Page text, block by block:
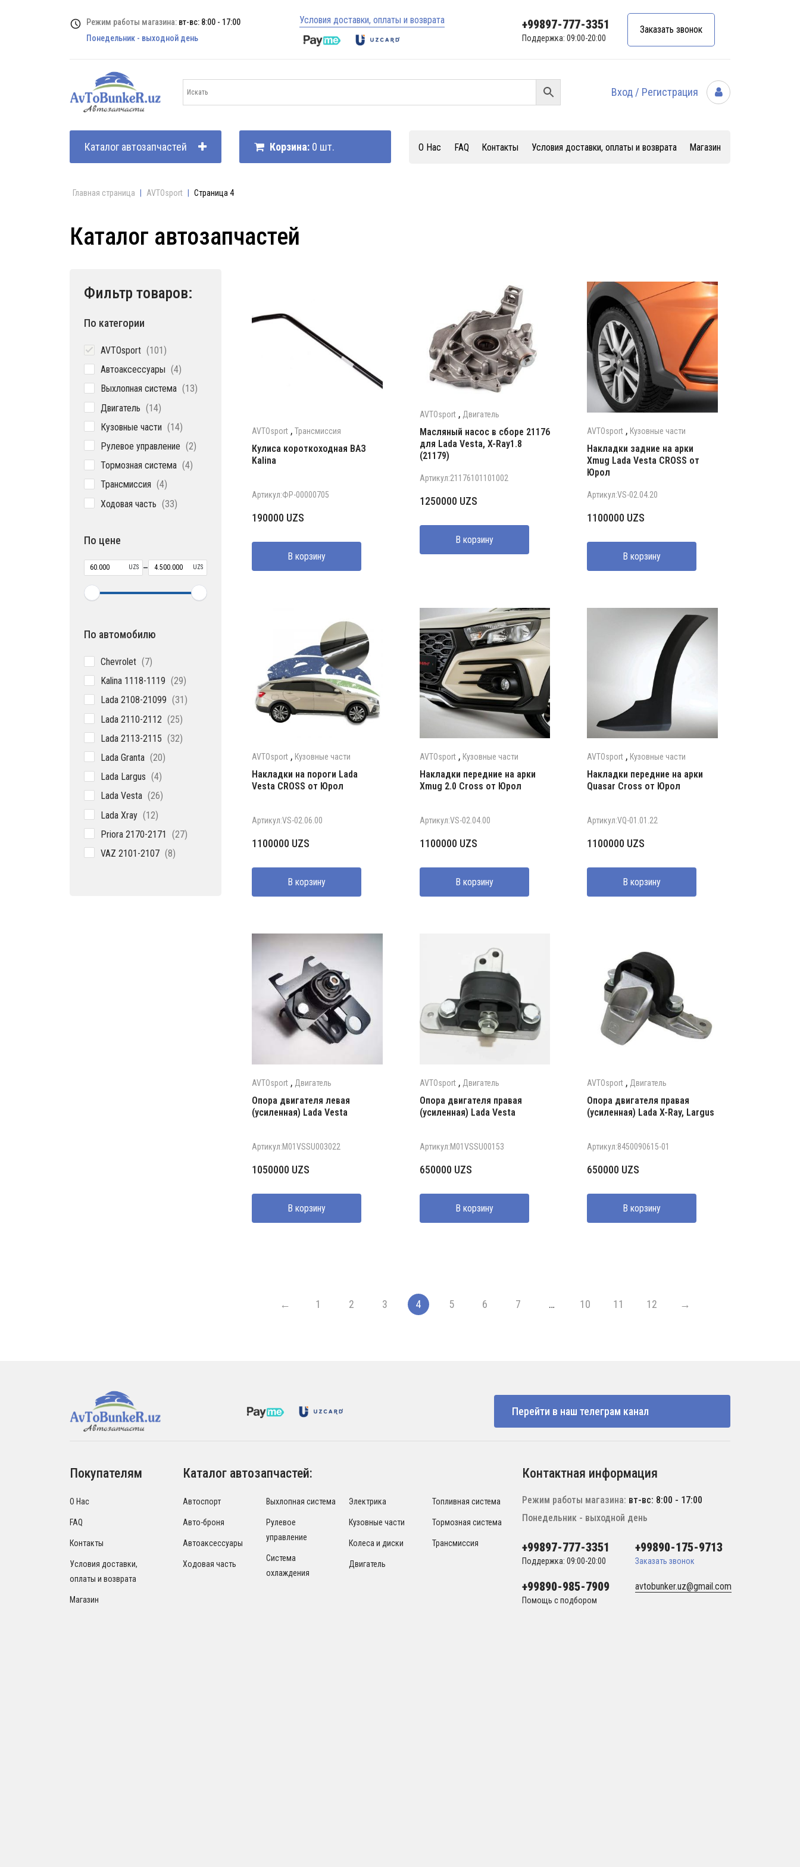
Режим работы магазина: вт-вс: 8:00 - 17:00
Понедельник - выходной день
Условия доставки, оплаты и возврата +99897-777-3351
Поддержка: 09:00-20:00
Заказать звонок
Вход / Регистрация
Каталог автозапчастей Корзина: 0 шт. О Нас FAQ Контакты Условия доставки, оплаты и возврата Магазин
Главная страница AVTOsport Страница 4
Каталог автозапчастей
Фильтр товаров:
По категории
AVTOsport 101101
Автоаксессуары 44
Выхлопная система 1313
Двигатель 1414
Кузовные части 1414
Рулевое управление 22
Тормозная система 44
Трансмиссия 44
Ходовая часть 3333
По цене
UZS – UZS
По автомобилю
Chevrolet 77
Kalina 1118-1119 2929
Lada 2108-21099 31 31
Lada 2110-2112 2525
Lada 2113-2115 3232
Lada Granta 2020
Lada Largus 44
Lada Vesta 2626
Lada Xray 1212
Priora 2170-2171 2727
VAZ 2101-2107 88
AVTOsport , Трансмиссия
Кулиса короткоходная ВАЗ
Kalina
Артикул:ФР-00000705
190000 UZS
В корзину
AVTOsport, Двигатель
Масляный насос в сборе 21176
для Lada Vesta, X-Ray1.8
(21179)
Артикул:21176101101002
1250000 UZS
В корзину
AVTOsport , Кузовные части
Накладки задние на арки
Xmug Lada Vesta CROSS от
Юрол
Артикул:VS-02.04.20
1100000 UZS
В корзину
AVTOsport , Кузовные части
Накладки на пороги Lada
Vesta CROSS от Юрол
Артикул:VS-02.06.00
1100000 UZS
В корзину
AVTOsport, Кузовные части
Накладки передние на арки
Xmug 2.0 Cross от Юрол
Артикул:VS-02.04.00
1100000 UZS
В корзину
AVTOsport , Кузовные части
Накладки передние на арки
Quasar Cross от Юрол
Артикул:VQ-01.01.22
1100000 UZS
В корзину
AVTOsport , Двигатель
Опора двигателя левая
(усиленная) Lada Vesta
Артикул:M01VSSU003022
1050000 UZS
В корзину
AVTOsport, Двигатель
Опора двигателя правая
(усиленная) Lada Vesta
Артикул:M01VSSU00153
650000 UZS
В корзину
AVTOsport , Двигатель
Опора двигателя правая
(усиленная) Lada X-Ray, Largus
Артикул:8450090615-01
650000 UZS
В корзину
← 1 2 3 4 5 6 7 … 10 11 12 →
Перейти в наш телеграм канал
Покупателям
О Нас
FAQ
Контакты
Условия доставки,
оплаты и возврата
Магазин
Каталог автозапчастей:
Автоспорт
Авто-броня
Автоаксессуары
Ходовая часть
Выхлопная система
Рулевое
управление
Система
охлаждения
Электрика
Кузовные части
Колеса и диски
Двигатель
Топливная система
Тормозная система
Трансмиссия
Контактная информация
Режим работы магазина: вт-вс: 8:00 - 17:00
Понедельник - выходной день
+99897-777-3351
Поддержка: 09:00-20:00
+99890-175-9713
Заказать звонок
+99890-985-7909
Помощь с подбором
avtobunker.uz@gmail.com